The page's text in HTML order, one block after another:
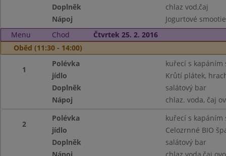
Doplněk
chlaz vod,čaj
Nápoj
Jogurtové
Menu
Chod
Čtvrtek 25. 2. 2016
Oběd (11:30 - 14:00)
1
Polévka
kuřecí s kapáním
jídlo
Krůtí plátek,
Doplněk
salátový bar
Nápoj
chlaz. voda, čaj
2
Polévka
kuřecí s kapáním
jídlo
Celozrnné BIO
Doplněk
salátový bar